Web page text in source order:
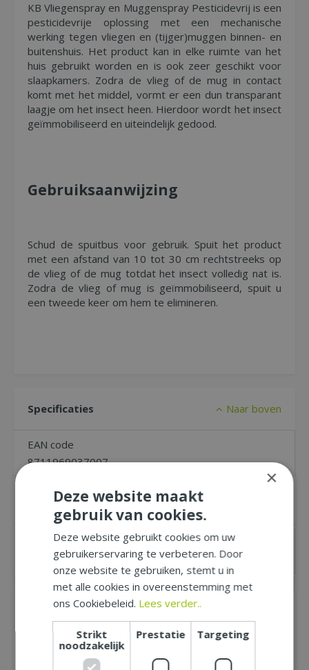
KB Vliegenspray en Muggenspray Pesticidevrij is een
pesticidevrije oplossing met een mechanische
werking tegen vliegen en (tijger)muggen binnen- en
buitenshuis. Het product kan in elke ruimte van het
huis gebruikt worden en is ook zeer geschikt voor
slaapkamers. Zodra de vlieg of de mug in contact
komt met het middel, vormt er een dun transparant
laagje om het insect heen. Hierdoor wordt het insect
geïmmobiliseerd en uiteindelijk gedood.
Gebruiksaanwijzing
Schud de spuitbus voor gebruik. Spuit het product
met een afstand van 10 tot 30 cm rechtstreeks op
de vlieg of de mug totdat het insect volledig nat is.
Zodra de vlieg of mug is geïmmobiliseerd, spuit u
een tweede keer om hem te elimineren.
Specificaties Naar boven
EAN code
8711969037007
Geschikt voor
Binnen, Buiten
Schrijf zelf een recensie over "KB
×
Deze website maakt
gebruik van cookies.
Deze website gebruikt cookies om uw
gebruikerservaring te verbeteren. Door
onze website te gebruiken, stemt u in
met alle cookies in overeenstemming met
ons Cookiebeleid. Lees verder..
Strikt
noodzakelijk
Prestatie Targeting